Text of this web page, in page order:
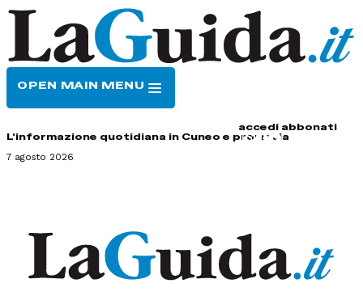
OPEN MAIN MENU
accedi abbonati
L'informazione quotidiana in Cuneo e provincia
7 agosto 2026